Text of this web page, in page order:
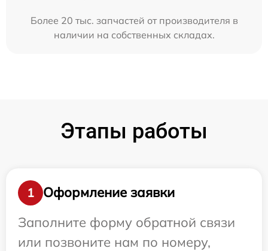
Более 20 тыс. запчастей от производителя в
наличии на собственных складах.
Этапы работы
1
Оформление заявки
Заполните форму обратной связи
или позвоните нам по номеру,